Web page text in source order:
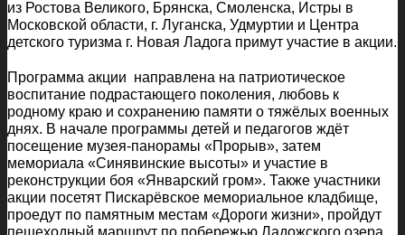
из Ростова Великого, Брянска, Смоленска, Истры в
Московской области, г. Луганска, Удмуртии и Центра
детского туризма г. Новая Ладога примут участие в акции.
Программа акции направлена на патриотическое
воспитание подрастающего поколения, любовь к
родному краю и сохранению памяти о тяжёлых военных
днях. В начале программы детей и педагогов ждёт
посещение музея-панорамы «Прорыв», затем
мемориала «Синявинские высоты» и участие в
реконструкции боя «Январский гром». Также участники
акции посетят Пискарёвское мемориальное кладбище,
проедут по памятным местам «Дороги жизни», пройдут
пешеходный маршрут по побережью Ладожского озера